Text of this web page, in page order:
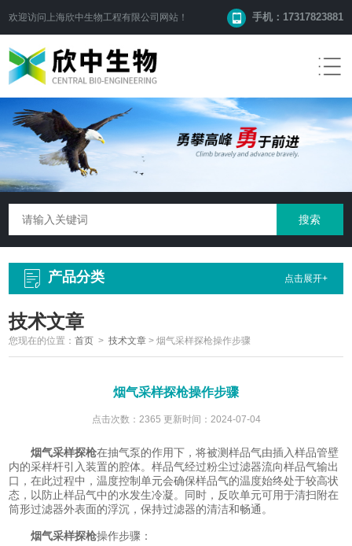
欢迎访问 上海欣中生物工程有限公司 网站！ 手机：17317823881
产品分类 点击展开+
技术文章
您现在的位置：首页 >技术文章 >烟气采样探枪操作步骤
烟气采样探枪操作步骤
点击次数：2365 更新时间：2024-07-04
烟气采样探枪在抽气泵的作用下，将被测样品气由插入样品管壁
内的采样杆引入装置的腔体。样品气经过粉尘过滤器流向样品气输出
口，在此过程中，温度控制单元会确保样品气的温度始终处于较高状
态，以防止样品气中的水发生冷凝。同时，反吹单元可用于清扫附在
筒形过滤器外表面的浮沉，保持过滤器的清洁和畅通。
烟气采样探枪操作步骤：